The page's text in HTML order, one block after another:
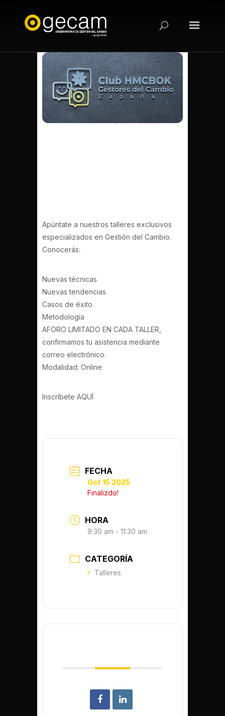
Apúntate a nuestros talleres exclusivos
especializados en Gestión del Cambio.
Conocerás:
Nuevas técnicas
Nuevas tendencias
Casos de éxito
Metodología
AFORO LIMITADO EN CADA TALLER,
confirmamos tu asistencia mediante
correo electrónico.
Modalidad: Online
Inscríbete AQUÍ
FECHA
Oct 15 2025
Finalizdo!
HORA
9:30 am - 11:30 am
CATEGORÍA
Talleres